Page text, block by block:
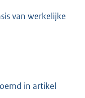
van werkelijke
in artikel